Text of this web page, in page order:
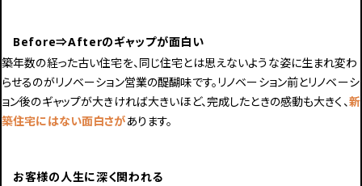
Before⇒Afterのギャップが面白い
築年数の経った古い住宅を、同じ住宅とは思えないような姿に生まれ変わ
らせるのがリノベーション営業の醍醐味です。リノベーション前とリノベーシ
ョン後のギャップが大きければ大きいほど、完成したときの感動も大きく、新
築住宅にはない面白さがあります。
お客様の人生に深く関われる